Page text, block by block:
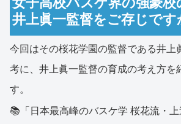
井上眞一監督をご存じです
今回はその桜花学園の監督である井上
考に、井上眞一監督の育成の考え方を
す。
📚「日本最高峰のバスケ学 桜花流・